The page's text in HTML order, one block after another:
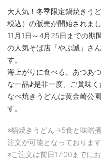
大人気！冬季限定鍋焼きう
税込）の販売が開始されま
11月1日～4月25日までの期
の人気そば店「やぶ誠」さ
す。
海上がりに食べる、あつあ
な一品♪是非一度、ご賞味く
なべ焼きうどんは黄金崎公
す。
※鍋焼きうどん→5食と味噌
注文が可能となっております
※ご注文は前日17:00までに